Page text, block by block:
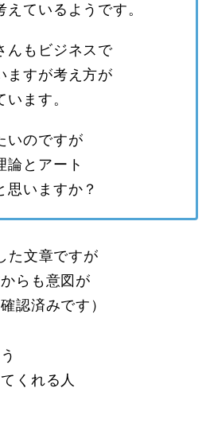
ているようです。
んもビジネスで
ますが考え方が
ます。
いのですが
論とアート
思いますか？
た文章ですが
らも意図が
認済みです）
くれる人